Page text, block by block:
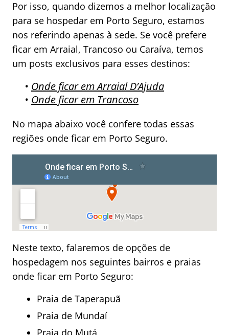
Por isso, quando dizemos a melhor localização
para se hospedar em Porto Seguro, estamos
nos referindo apenas à sede. Se você prefere
ficar em Arraial, Trancoso ou Caraíva, temos
um posts exclusivos para esses destinos:
• Onde ficar em Arraial D’Ajuda
• Onde ficar em Trancoso
No mapa abaixo você confere todas essas
regiões onde ficar em Porto Seguro.
Neste texto, falaremos de opções de
hospedagem nos seguintes bairros e praias
onde ficar em Porto Seguro:
Praia de Taperapuã
Praia de Mundaí
Praia do Mutá